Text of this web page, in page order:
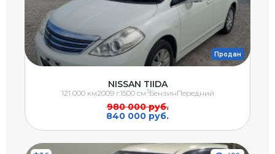
Продан
NISSAN TIIDA
980 000 руб.
840 000 руб.
121 000 км2009 г.1500 см3БензинПередний